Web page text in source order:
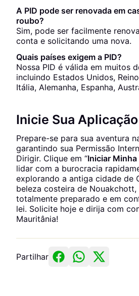
A PID pode ser renovada em
roubo?
Sim, pode ser facilmente
conta e solicitando uma nova.
Quais países exigem a PID?
Nossa PID é válida em muitos
incluindo Estados Unidos,
Itália, Alemanha, Espanha,
Inicie Sua
Prepare-se para sua aventura
garantindo sua Permissão
Dirigir. Clique em “Iniciar
lidar com a burocracia
explorando a antiga cidade de
beleza costeira de
totalmente preparado e em
lei. Solicite hoje e dirija com
Mauritânia!
Partilhar